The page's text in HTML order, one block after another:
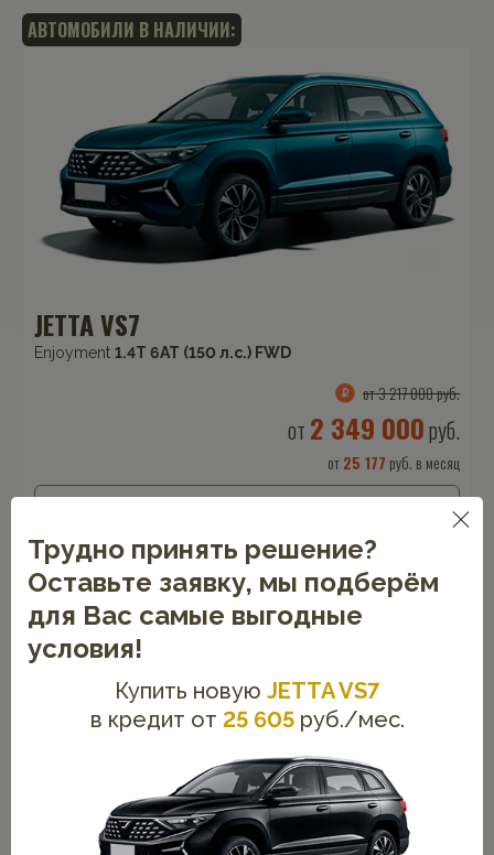
АВТОМОБИЛИ В НАЛИЧИИ:
JETTA VS7
Enjoyment 1.4T 6AT (150 л.с.) FWD
от 3 217 000 руб.
от 2 349 000руб.
от25 177 руб. в месяц
Купить в кредит
Трудно принять решение?
Оставьте заявку, мы подберём
для Вас самые выгодные
условия!
Купить новую JETTA VS7
в кредит от 25 605руб./мес.